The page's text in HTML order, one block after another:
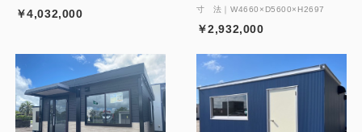
￥4,032,000 寸 法｜W4660×D5600×H2697
￥2,932,000